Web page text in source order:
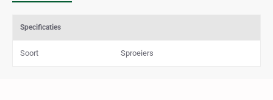
Specificaties
Soort Sproeiers